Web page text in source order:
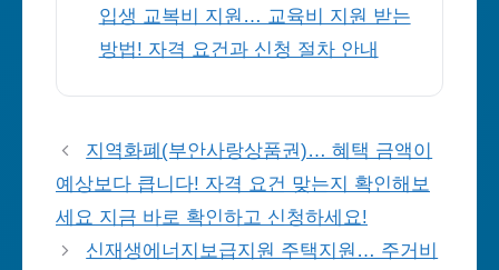
입생 교복비 지원… 교육비 지원 받는
방법! 자격 요건과 신청 절차 안내
지역화폐(부안사랑상품권)… 혜택 금액이
예상보다 큽니다! 자격 요건 맞는지 확인해보
세요 지금 바로 확인하고 신청하세요!
신재생에너지보급지원 주택지원… 주거비